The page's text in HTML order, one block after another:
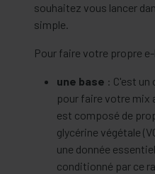
souhaitez vous lancer
simple.
Pour faire votre propre
une base : C'est
pour faire votre mix
est composé de
glycérine végétale
une donnée
conditionné par ce